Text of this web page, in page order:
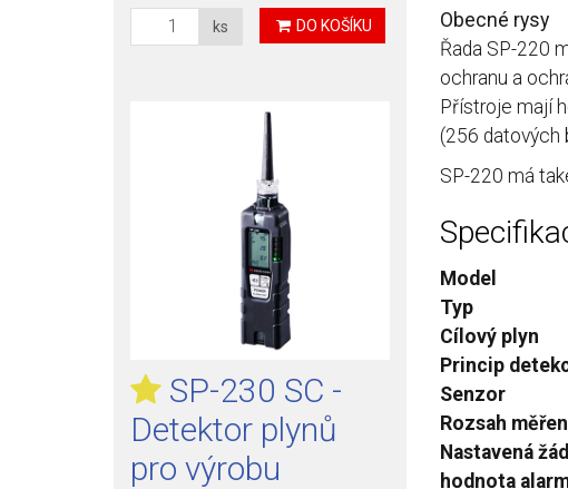
Obecné rysy
Řada SP-220
ochranu a
Přístroje mají
(256 datových
SP-220 má
Model
Typ
Cílový plyn
Princip
Senzor
Rozsah
Nastavená
hodnota
ks DO KOŠÍKU
SP-230 SC -
Detektor plynů
pro výrobu